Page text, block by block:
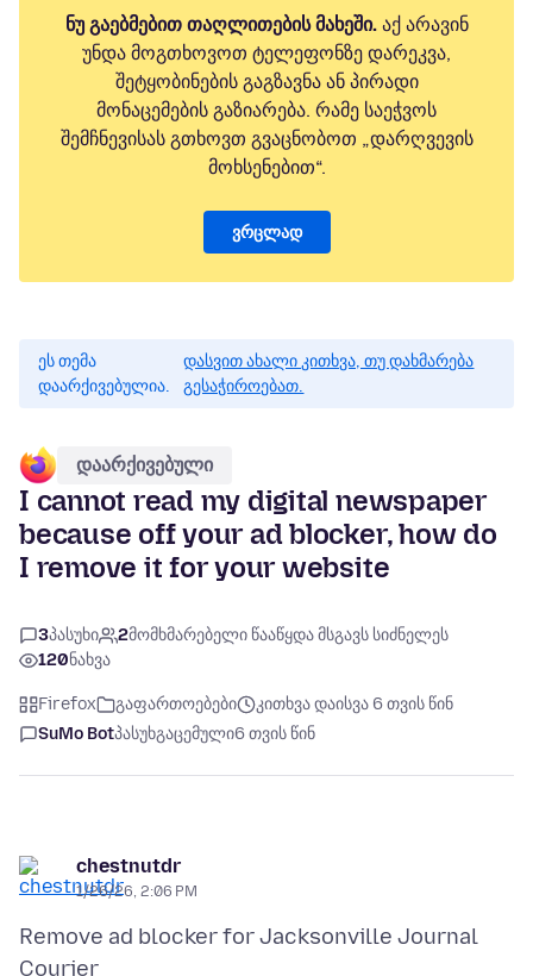
ნუ გაებმებით თაღლითების მახეში.აქ არავინ
უნდა მოგთხოვოთ ტელეფონზე დარეკვა,
შეტყობინების გაგზავნა ან პირადი
მონაცემების გაზიარება. რამე საეჭვოს
შემჩნევისას გთხოვთ გვაცნობოთ „დარღვევის
მოხსენებით“.
ვრცლად
ეს თემა
დაარქივებულია.
დასვით ახალი კითხვა, თუ დახმარება
გესაჭიროებათ.
დაარქივებული
I cannot read my digital newspaper
because off your ad blocker, how do
I remove it for your website
3პასუხი 2მომხმარებელი წააწყდა მსგავს სიძნელეს
120ნახვა
Firefox გაფართოებები
კითხვა დაისვა 6 თვის წინ
SuMo Botპასუხგაცემული6 თვის წინ
chestnutdr
1/26/26, 2:06 PM
Remove ad blocker for Jacksonville Journal